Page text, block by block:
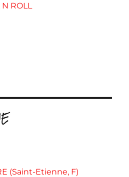
ROLL
(Saint-Etienne, F)